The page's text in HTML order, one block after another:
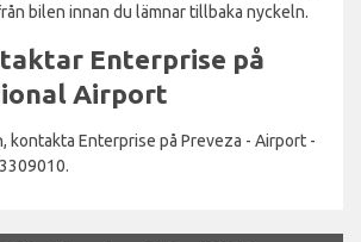
bilen innan du lämnar tillbaka nyckeln.
Enterprise på
Airport
kontakta Enterprise på Preveza - Airport -